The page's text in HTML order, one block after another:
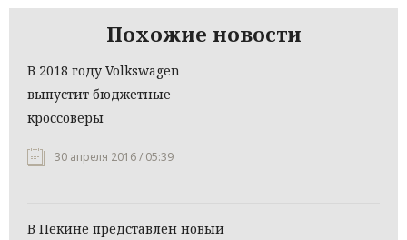
Похожие новости
В 2018 году Volkswagen
выпустит бюджетные
кроссоверы
30 апреля 2016 / 05:39
В Пекине представлен новый